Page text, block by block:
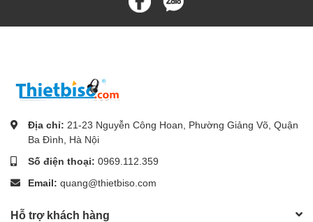
Địa chỉ: 21-23 Nguyễn Công Hoan, Phường Giảng Võ, Quận
Ba Đình, Hà Nội
Số điện thoại: 0969.112.359
Email: quang@thietbiso.com
Hỗ trợ khách hàng